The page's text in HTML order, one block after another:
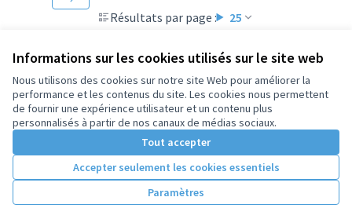
Informations sur les cookies utilisés sur le site web
Nous utilisons des cookies sur notre site Web pour améliorer la
performance et les contenus du site. Les cookies nous permettent
de fournir une expérience utilisateur et un contenu plus
personnalisés à partir de nos canaux de médias sociaux.
Tout accepter
Accepter seulement les cookies essentiels
Paramètres
Résultats par page : 25
Conditions d'utilisation
Paramètres des cookies
(Lien externe)Open Source Politics
(Lien externe)
grâce au
Decidim
.
Licence
(Lien